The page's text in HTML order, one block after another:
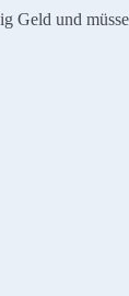
und